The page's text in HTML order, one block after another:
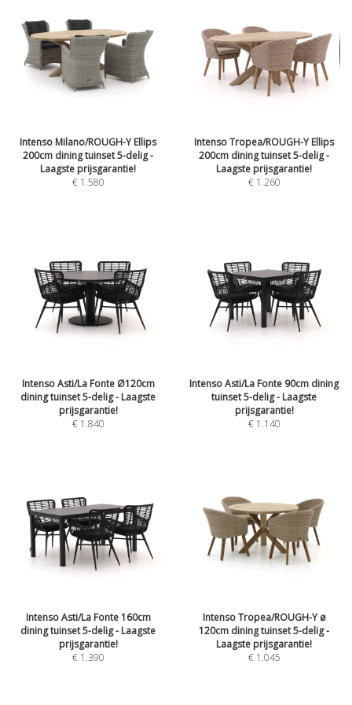
Intenso Milano/ROUGH-Y Ellips
200cm dining tuinset 5-delig -
Laagste prijsgarantie!
€ 1.580
Intenso Tropea/ROUGH-Y Ellips
200cm dining tuinset 5-delig -
Laagste prijsgarantie!
€ 1.260
Intenso Asti/La Fonte Ø120cm
dining tuinset 5-delig - Laagste
prijsgarantie!
€ 1.840
Intenso Asti/La Fonte 90cm dining
tuinset 5-delig - Laagste
prijsgarantie!
€ 1.140
Intenso Asti/La Fonte 160cm
dining tuinset 5-delig - Laagste
prijsgarantie!
€ 1.390
Intenso Tropea/ROUGH-Y ø
120cm dining tuinset 5-delig -
Laagste prijsgarantie!
€ 1.045